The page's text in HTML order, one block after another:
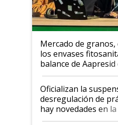
Mercado de granos,
los envases
balance de Aapresid
Oficializan la
desregulación de
hay novedades en la
la hidrovía